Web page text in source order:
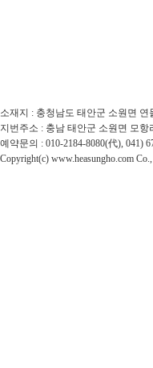
소재지 : 충청남도 태안군 소원면
지번주소 : 충남 태안군 소원면 모항
예약문의 : 010-2184-8080(代),
Copyright(c) www.heasungho.com